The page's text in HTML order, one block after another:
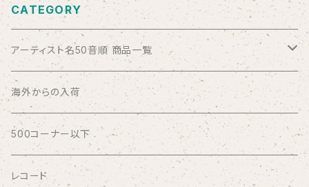
CATEGORY
アーティスト名50音順 商品一覧
ABSOLUTE LOSERS
AFRICA
AGU
海外からの入荷
500コーナー以下
レコード